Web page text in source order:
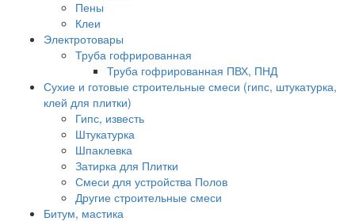
Пены
Клеи
Электротовары
Труба гофрированная
Труба гофрированная ПВХ, ПНД
Сухие и готовые строительные смеси (гипс, штукатурка,
клей для плитки)
Гипс, известь
Штукатурка
Шпаклевка
Затирка для Плитки
Смеси для устройства Полов
Другие строительные смеси
Битум, мастика